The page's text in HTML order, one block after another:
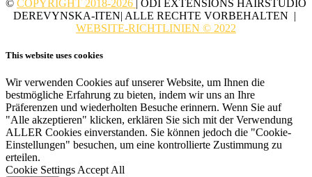
© COPYRIGHT 2018-2026
| ODI EXTENSIONS HAIRSTUDIO
DEREVYNSKA-ITEN| ALLE RECHTE VORBEHALTEN |
WEBSITE-RICHTLINIEN © 2022
This website uses cookies
Wir verwenden Cookies auf unserer Website, um Ihnen die
bestmögliche Erfahrung zu bieten, indem wir uns an Ihre
Präferenzen und wiederholten Besuche erinnern. Wenn Sie auf
"Alle akzeptieren" klicken, erklären Sie sich mit der Verwendung
ALLER Cookies einverstanden. Sie können jedoch die "Cookie-
Einstellungen" besuchen, um eine kontrollierte Zustimmung zu
erteilen.
Cookie Settings Accept All